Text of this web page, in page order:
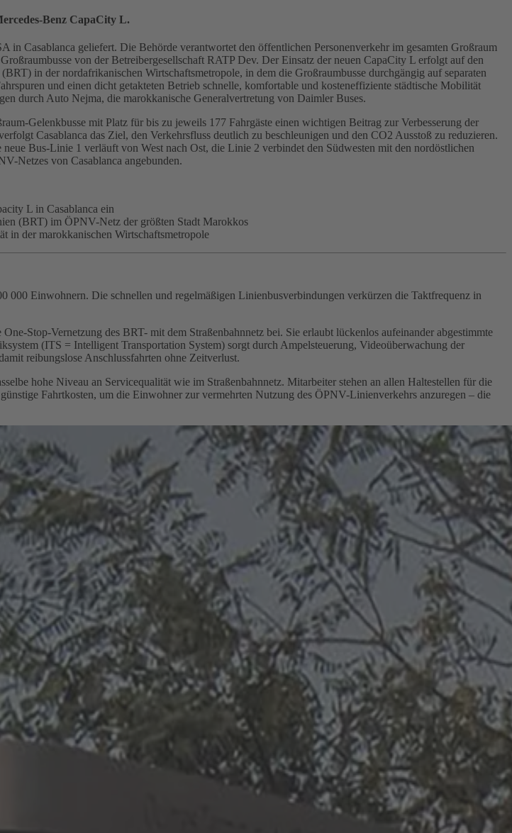
Benz CapaCity L.
in Casablanca geliefert. Die Behörde verantwortet den öffentlichen Personenverkehr im gesamten Großraum
von der Betreibergesellschaft RATP Dev. Der Einsatz der neuen CapaCity L erfolgt auf den
in der nordafrikanischen Wirtschaftsmetropole, in dem die Großraumbusse durchgängig auf separaten
und einen dicht getakteten Betrieb schnelle, komfortable und kosteneffiziente städtische Mobilität
durch Auto Nejma, die marokkanische Generalvertretung von Daimler Buses.
Gelenkbusse mit Platz für bis zu jeweils 177 Fahrgäste einen wichtigen Beitrag zur Verbesserung der
Casablanca das Ziel, den Verkehrsfluss deutlich zu beschleunigen und den CO2 Ausstoß zu reduzieren.
Bus-Linie 1 verläuft von West nach Ost, die Linie 2 verbindet den Südwesten mit den nordöstlichen
Netzes von Casablanca angebunden.
L in Casablanca ein
(BRT) im ÖPNV-Netz der größten Stadt Marokkos
in der marokkanischen Wirtschaftsmetropole
000 Einwohnern. Die schnellen und regelmäßigen Linienbusverbindungen verkürzen die Taktfrequenz in
Stop-Vernetzung des BRT- mit dem Straßenbahnnetz bei. Sie erlaubt lückenlos aufeinander abgestimmte
(ITS = Intelligent Transportation System) sorgt durch Ampelsteuerung, Videoüberwachung der
reibungslose Anschlussfahrten ohne Zeitverlust.
hohe Niveau an Servicequalität wie im Straßenbahnnetz. Mitarbeiter stehen an allen Haltestellen für die
Fahrtkosten, um die Einwohner zur vermehrten Nutzung des ÖPNV-Linienverkehrs anzuregen – die